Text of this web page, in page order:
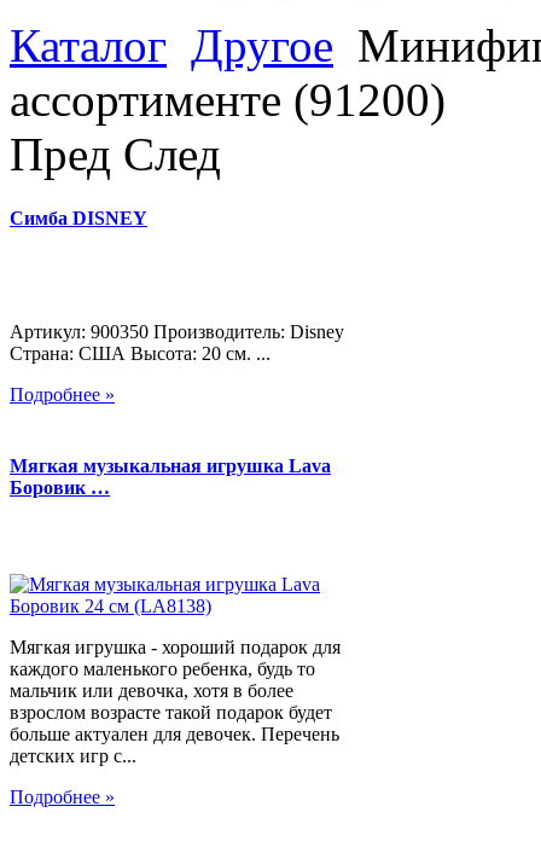
Каталог Другое
ассортименте (91200)
Пред След
Симба DISNEY
Артикул: 900350 Производитель: Disney
Страна: США Высота: 20 см. ...
Подробнее »
Мягкая музыкальная игрушка Lava
Боровик …
Мягкая игрушка - хороший подарок для
каждого маленького ребенка, будь то
мальчик или девочка, хотя в более
взрослом возрасте такой подарок будет
больше актуален для девочек. Перечень
детских игр с...
Подробнее »